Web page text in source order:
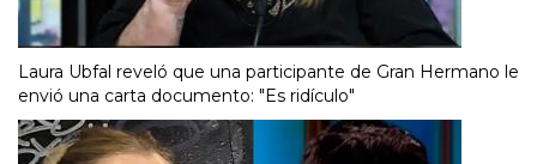
Laura Ubfal reveló que una participante de Gran Hermano le
envió una carta documento: "Es ridículo"